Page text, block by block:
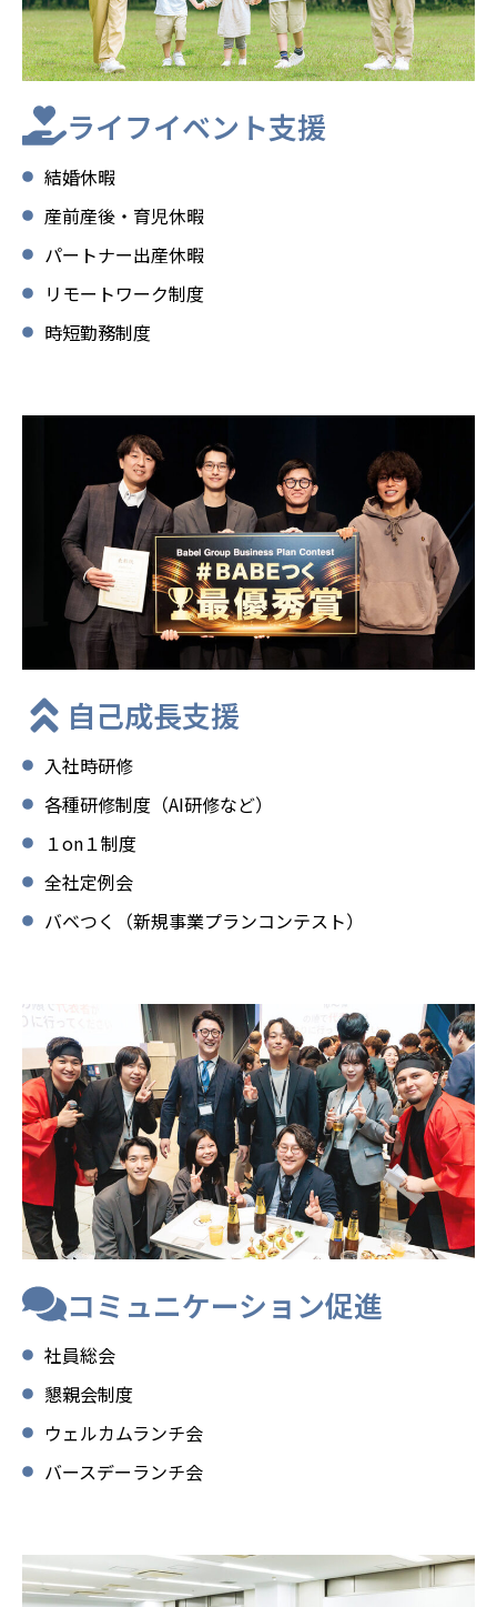
ライフイベント支援
結婚休暇
産前産後・育児休暇
パートナー出産休暇
リモートワーク制度
時短勤務制度
自己成長支援
入社時研修
各種研修制度（AI研修など）
１on１制度
全社定例会
バベつく（新規事業プランコンテスト）
コミュニケーション促進
社員総会
懇親会制度
ウェルカムランチ会
バースデーランチ会